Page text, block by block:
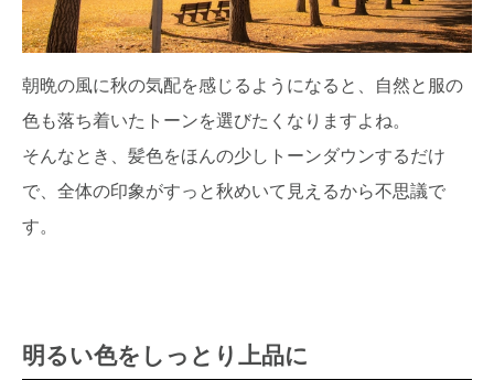
朝晩の風に秋の気配を感じるようになると、自然と服の
色も落ち着いたトーンを選びたくなりますよね。
そんなとき、髪色をほんの少しトーンダウンするだけ
で、全体の印象がすっと秋めいて見えるから不思議で
す。
明るい色をしっとり上品に